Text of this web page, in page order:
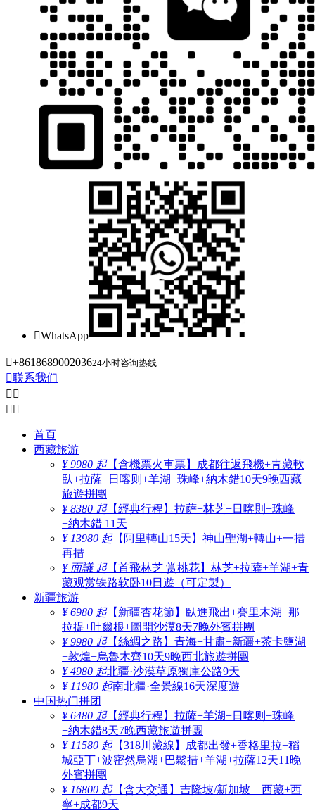
WhatsApp
+861868900203624小时咨询热线
联系我们
 
 
首頁
西藏旅游
¥ 9980 起【含機票火車票】成都往返飛機+青藏軟
臥+拉薩+日喀则+羊湖+珠峰+納木錯10天9晚西藏
旅遊拼團
¥ 8380 起【經典行程】拉萨+林芝+日喀則+珠峰
+納木錯 11天
¥ 13980 起【阿里轉山15天】神山聖湖+轉山+一措
再措
¥ 面議 起【首飛林芝 赏桃花】林芝+拉薩+羊湖+青
藏观赏铁路软卧10日遊（可定製）
新疆旅游
¥ 6980 起【新疆杏花節】臥進飛出+賽里木湖+那
拉提+吐爾根+圖開沙漠8天7晚外賓拼團
¥ 9980 起【絲綢之路】青海+甘肅+新疆+茶卡鹽湖
+敦煌+烏魯木齊10天9晚西北旅遊拼團
¥ 4980 起北疆·沙漠草原獨庫公路9天
¥ 11980 起南北疆·全景線16天深度遊
中国热门拼团
¥ 6480 起【經典行程】拉薩+羊湖+日喀则+珠峰
+納木錯8天7晚西藏旅遊拼團
¥ 11580 起【318川藏線】成都出發+香格里拉+稻
城亞丁+波密然烏湖+巴鬆措+羊湖+拉薩12天11晚
外賓拼團
¥ 16800 起【含大交通】吉隆坡/新加坡—西藏+西
寧+成都9天